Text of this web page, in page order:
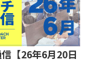
【26年6月20日